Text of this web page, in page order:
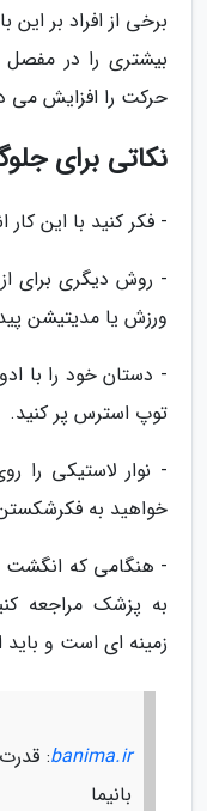
برخی از افراد بر
بیشتری را در
حرکت را افزایش می
نکاتی برای
- فکر کنید با این
- روش دیگری برای
ورزش یا مدیتیشن
- دستان خود را با
توپ استرس پر کنید.
- نوار لاستیکی
خواهید به
- هنگامی که انگشت
به پزشک مراجعه
زمینه ای است و
banima.ir
:
بانیما